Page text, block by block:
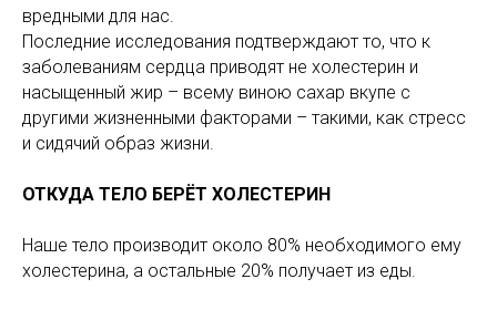
вредными для нас.
Последние исследования подтверждают то, что к
заболеваниям сердца приводят не холестерин и
насыщенный жир – всему виною сахар вкупе с
другими жизненными факторами – такими, как стресс
и сидячий образ жизни.
ОТКУДА ТЕЛО БЕРЁТ ХОЛЕСТЕРИН
Наше тело производит около 80% необходимого ему
холестерина, а остальные 20% получает из еды.